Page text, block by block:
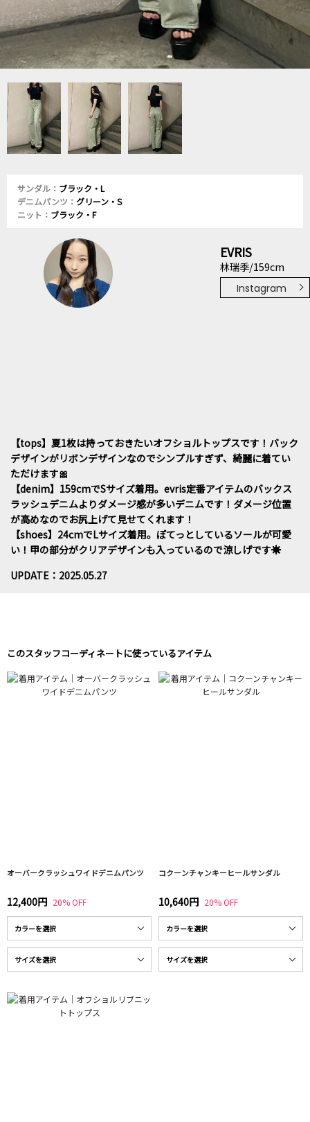
サンダル： ブラック・L
デニムパンツ： グリーン・S
ニット： ブラック・F
EVRIS
林瑞季/159cm
Instagram
【tops】夏1枚は持っておきたいオフショルトップスです！バック
デザインがリボンデザインなのでシンプルすぎず、綺麗に着てい
ただけます🎀
【denim】159cmでSサイズ着用。evris定番アイテムのバックス
ラッシュデニムよりダメージ感が多いデニムです！ダメージ位置
が高めなのでお尻上げて見せてくれます！
【shoes】24cmでLサイズ着用。ぽてっとしているソールが可愛
い！甲の部分がクリアデザインも入っているので涼しげです☀️
UPDATE：2025.05.27
このスタッフコーディネートに使っているアイテム
オーバークラッシュワイドデニムパンツ
12,400円 20% OFF
コクーンチャンキーヒールサンダル
10,640円 20% OFF